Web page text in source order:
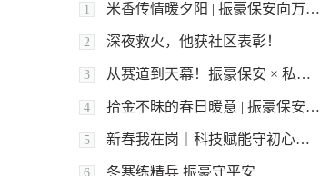
1 米香传情暖夕阳 | 振豪保安向万里臻华养老院捐赠1吨大米
2 深夜救火，他获社区表彰！
3 从赛道到天幕！振豪保安 × 私迪航空共守佘山半马平安
4 拾金不昧的春日暖意 | 振豪保安员平凡善举，守护邻里安心时光
5 新春我在岗｜科技赋能守初心，忠诚履职护平安
6 冬寒练精兵 振豪守平安